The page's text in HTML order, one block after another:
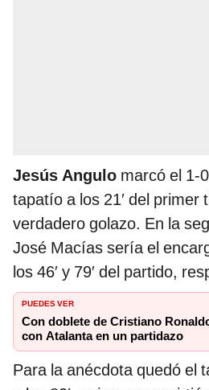
Jesús Angulo marcó el 1-
tapatío a los 21′ del primer
verdadero golazo. En la
José Macías sería el
los 46′ y 79′ del partido,
PUEDES VER
Con doblete de Cristiano
con Atalanta en un partidazo
Para la anécdota quedó el